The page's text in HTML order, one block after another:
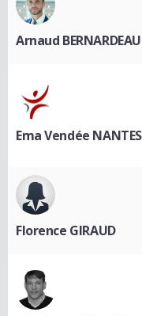
Arnaud BERNARDEAU
Ema Vendée NANTES
Florence GIRAUD